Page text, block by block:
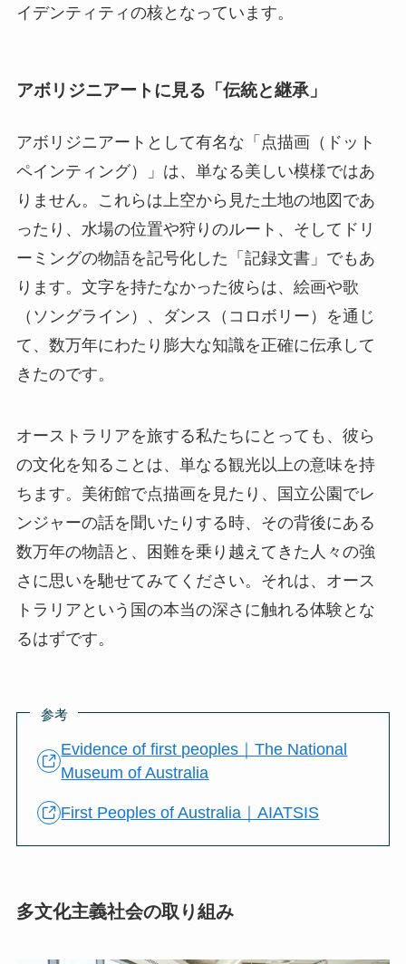
イデンティティの核となっています。
アボリジニアートに見る「伝統と継承」
アボリジニアートとして有名な「点描画（ドット
ペインティング）」は、単なる美しい模様ではあ
りません。これらは上空から見た土地の地図であ
ったり、水場の位置や狩りのルート、そしてドリ
ーミングの物語を記号化した「記録文書」でもあ
ります。文字を持たなかった彼らは、絵画や歌
（ソングライン）、ダンス（コロボリー）を通じ
て、数万年にわたり膨大な知識を正確に伝承して
きたのです。
オーストラリアを旅する私たちにとっても、彼ら
の文化を知ることは、単なる観光以上の意味を持
ちます。美術館で点描画を見たり、国立公園でレ
ンジャーの話を聞いたりする時、その背後にある
数万年の物語と、困難を乗り越えてきた人々の強
さに思いを馳せてみてください。それは、オース
トラリアという国の本当の深さに触れる体験とな
るはずです。
参考
Evidence of first peoples｜The National
Museum of Australia
First Peoples of Australia｜AIATSIS
多文化主義社会の取り組み